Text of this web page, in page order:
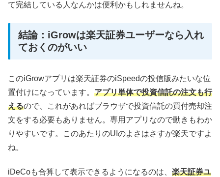
て完結している人なんかは便利かもしれませんね。
結論：iGrowは楽天証券ユーザーなら入れ
ておくのがいい
このiGrowアプリは楽天証券のiSpeedの投信版みたいな位
置付けになっています。 アプリ単体で投資信託の注文も行
えるので、これがあればブラウザで投資信託の買付売却注
文をする必要もありません。専用アプリなので動きもわか
りやすいです。このあたりのUIのよさはさすが楽天ですよ
ね。
iDeCoも合算して表示できるようになるのは、 楽天証券ユ